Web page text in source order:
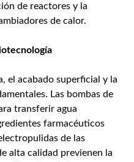
de reactores y la
de calor.
el acabado superficial y la
Las bombas de
transferir agua
farmacéuticos
de las
alta calidad previenen la